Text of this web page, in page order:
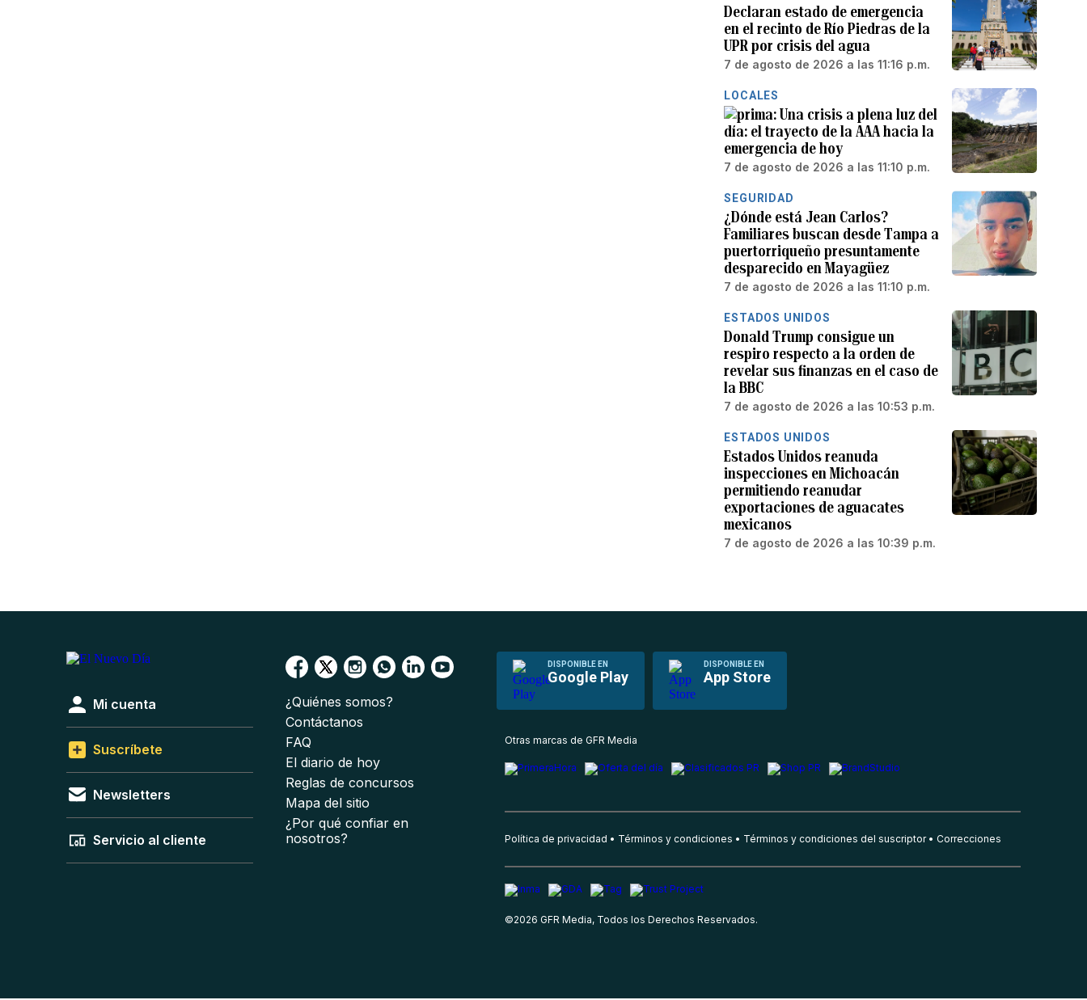
Declaran estado de emergencia
en el recinto de Río Piedras de la
UPR por crisis del agua
7 de agosto de 2026 a las 11:16 p.m.
LOCALES
Una crisis a plena luz del
día: el trayecto de la AAA hacia la
emergencia de hoy
7 de agosto de 2026 a las 11:10 p.m.
SEGURIDAD
¿Dónde está Jean Carlos?
Familiares buscan desde Tampa a
puertorriqueño presuntamente
desparecido en Mayagüez
7 de agosto de 2026 a las 11:10 p.m.
ESTADOS UNIDOS
Donald Trump consigue un
respiro respecto a la orden de
revelar sus finanzas en el caso de
la BBC
7 de agosto de 2026 a las 10:53 p.m.
ESTADOS UNIDOS
Estados Unidos reanuda
inspecciones en Michoacán
permitiendo reanudar
exportaciones de aguacates
mexicanos
7 de agosto de 2026 a las 10:39 p.m.
DISPONIBLE EN
Google Play
DISPONIBLE EN
App Store
Mi cuenta
Suscríbete
Newsletters
Servicio al cliente
¿Quiénes somos?
Contáctanos
FAQ
El diario de hoy
Reglas de concursos
Mapa del sitio
¿Por qué confiar en
nosotros?
Otras marcas de GFR Media
Política de privacidad Términos y condiciones Términos y condiciones del suscriptor Correcciones
©2026 GFR Media, Todos los Derechos Reservados.